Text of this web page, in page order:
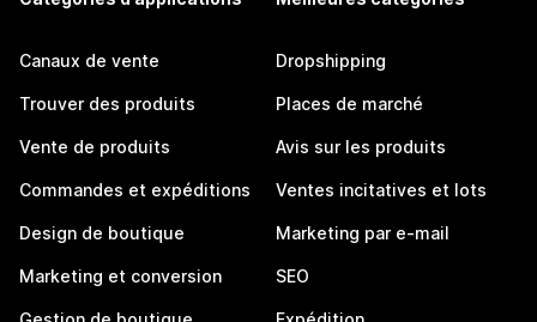
Canaux de vente
Trouver des produits
Vente de produits
Commandes et expéditions
Design de boutique
Marketing et conversion
Dropshipping
Places de marché
Avis sur les produits
Ventes incitatives et lots
Marketing par e-mail
SEO